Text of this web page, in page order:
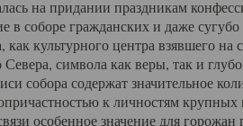
на придании праздникам
гражданских и даже сугубо
как культурного центра взявшего
Севера, символа как веры, так и
собора содержат значительное
к личностям
особенное значение для